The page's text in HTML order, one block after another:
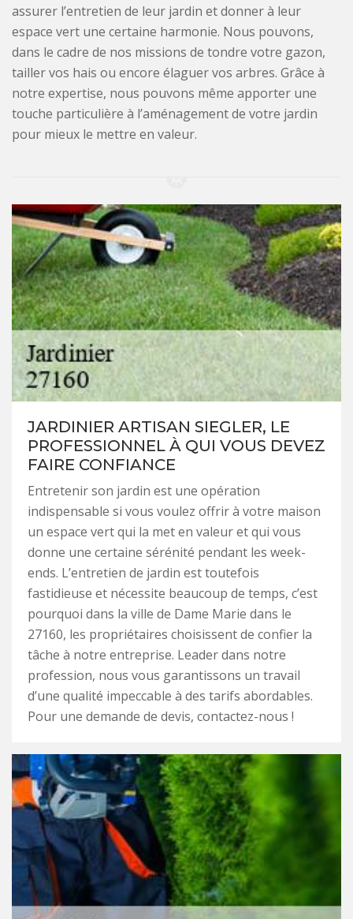
assurer l’entretien de leur jardin et donner à leur
espace vert une certaine harmonie. Nous pouvons,
dans le cadre de nos missions de tondre votre gazon,
tailler vos hais ou encore élaguer vos arbres. Grâce à
notre expertise, nous pouvons même apporter une
touche particulière à l’aménagement de votre jardin
pour mieux le mettre en valeur.
JARDINIER ARTISAN SIEGLER, LE
PROFESSIONNEL À QUI VOUS DEVEZ
FAIRE CONFIANCE
Entretenir son jardin est une opération
indispensable si vous voulez offrir à votre maison
un espace vert qui la met en valeur et qui vous
donne une certaine sérénité pendant les week-
ends. L’entretien de jardin est toutefois
fastidieuse et nécessite beaucoup de temps, c’est
pourquoi dans la ville de Dame Marie dans le
27160, les propriétaires choisissent de confier la
tâche à notre entreprise. Leader dans notre
profession, nous vous garantissons un travail
d’une qualité impeccable à des tarifs abordables.
Pour une demande de devis, contactez-nous !